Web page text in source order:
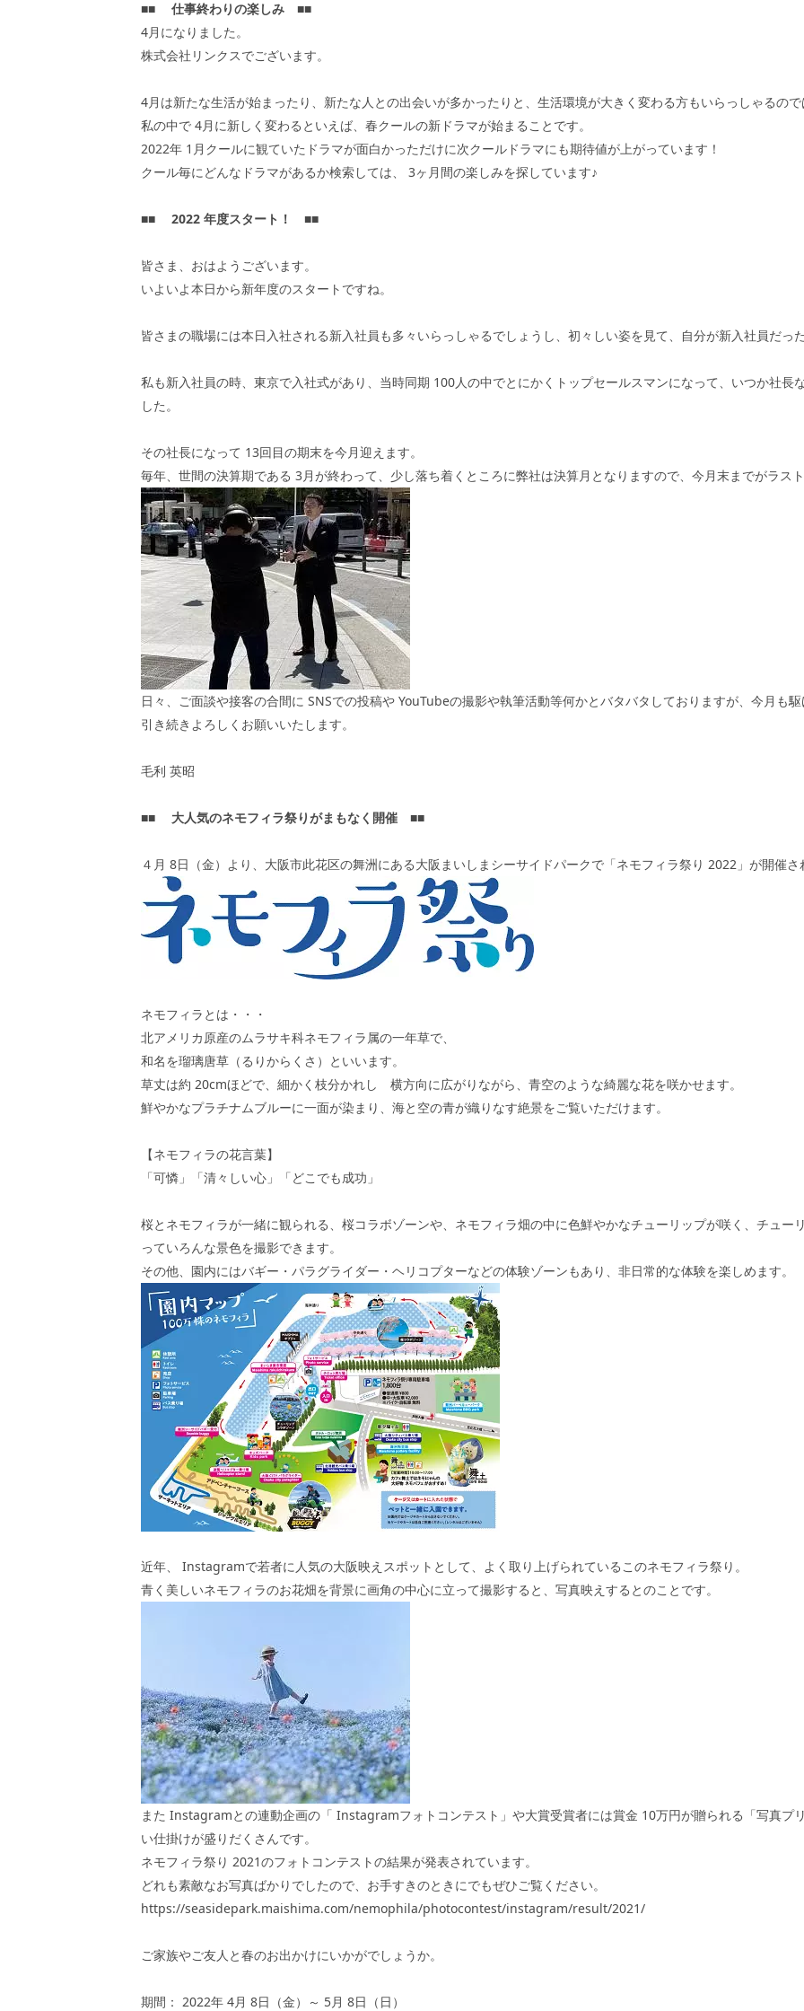
■■ 仕事終わりの楽しみ ■■
4月になりました。
株式会社リンクスでございます。
4月は新たな生活が始まったり、新たな人との出会いが多かったりと、生活環境が大きく変わる方もいらっしゃるの
私の中で 4月に新しく変わるといえば、春クールの新ドラマが始まることです。
2022年 1 月クールに観ていたドラマが面白かっただけに次クールドラマにも期待値が上がっています！
クール毎にどんなドラマがあるか検索しては、 3ヶ月間の楽しみを探しています♪
■■ 2022 年度スタート！ ■■
皆さま、おはようございます。
いよいよ本日から新年度のスタートですね。
皆さまの職場には本日入社される新入社員も多々いらっしゃるでしょうし、初々しい姿を見て、自分が新入社員だっ
私も新入社員の時、東京で入社式があり、当時同期 100人の中でとにかくトップセールスマンになって、いつか社
した。
その社長になって 13回目の期末を今月迎えます。
毎年、世間の決算期である 3月が終わって、少し落ち着くところに弊社は決算月となりますので、今月末までがラス
日々、ご面談や接客の合間に SNSでの投稿や YouTubeの撮影や執筆活動等何かとバタバタしておりますが、今月も
引き続きよろしくお願いいたします。
毛利 英昭
■■ 大人気のネモフィラ祭りがまもなく開催 ■■
４月 8日（金）より、大阪市此花区の舞洲にある大阪まいしまシーサイドパークで「ネモフィラ祭り 2022 」が開催
ネモフィラとは・・・
北アメリカ原産のムラサキ科ネモフィラ属の一年草で、
和名を瑠璃唐草（るりからくさ）といいます。
草丈は約 20cmほどで、細かく枝分かれし 横方向に広がりながら、青空のような綺麗な花を咲かせます。
鮮やかなプラチナムブルーに一面が染まり、海と空の青が織りなす絶景をご覧いただけます。
【ネモフィラの花言葉】
「可憐」「清々しい心」「どこでも成功」
桜とネモフィラが一緒に観られる、桜コラボゾーンや、ネモフィラ畑の中に色鮮やかなチューリップが咲く、チュー
っていろんな景色を撮影できます。
その他、園内にはバギー・パラグライダー・ヘリコプターなどの体験ゾーンもあり、非日常的な体験を楽しめます。
近年、 Instagramで若者に人気の大阪映えスポットとして、よく取り上げられているこのネモフィラ祭り。
青く美しいネモフィラのお花畑を背景に画角の中心に立って撮影すると、写真映えするとのことです。
また Instagramとの連動企画の「 Instagramフォトコンテスト」や大賞受賞者には賞金 10万円が贈られる「写真プ
い仕掛けが盛りだくさんです。
ネモフィラ祭り 2021のフォトコンテストの結果が発表されています。
どれも素敵なお写真ばかりでしたので、お手すきのときにでもぜひご覧ください。
https://seasidepark.maishima.com/nemophila/photocontest/instagram/result/2021/
ご家族やご友人と春のお出かけにいかがでしょうか。
期間： 2022年 4月 8日（金）～ 5月 8日（日）